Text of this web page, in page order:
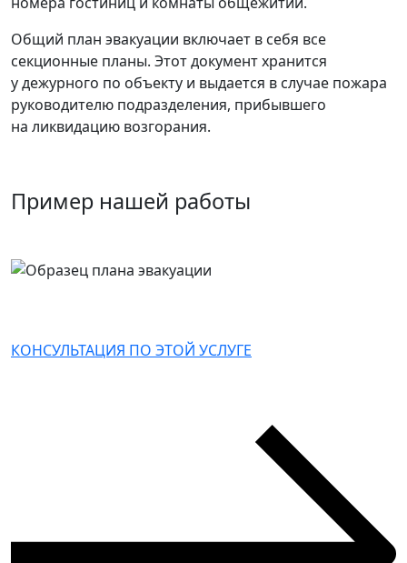
Общий план эвакуации включает в себя все
секционные планы. Этот документ хранится
у дежурного по объекту и выдается в случае пожара
руководителю подразделения, прибывшего
на ликвидацию возгорания.
Пример нашей работы
КОНСУЛЬТАЦИЯ ПО ЭТОЙ УСЛУГЕ